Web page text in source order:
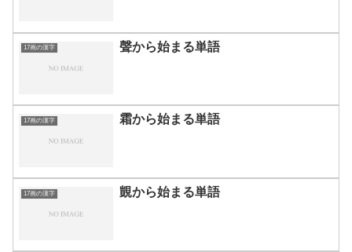
17画の漢字 聲から始まる単語
17画の漢字 霜から始まる単語
17画の漢字 覬から始まる単語